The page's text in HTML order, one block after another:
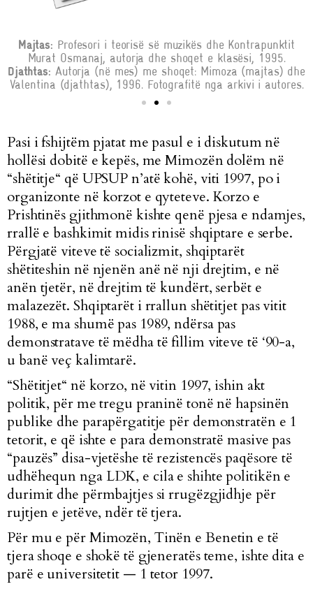
Majtas: Profesori i teorisë së muzikës dhe Kontrapunktit
Murat Osmanaj, autorja dhe shoqet e klasësi, 1995.
Djathtas: Autorja (në mes) me shoqet: Mimoza (majtas) dhe
Valentina (djathtas), 1996. Fotografitë nga arkivi i autores.
Pasi i fshijtëm pjatat me pasul e i diskutum në
hollësi dobitë e kepës, me Mimozën dolëm në
“shëtitje“ që UPSUP n’atë kohë, viti 1997, po i
organizonte në korzot e qyteteve. Korzo e
Prishtinës gjithmonë kishte qenë pjesa e ndamjes,
rrallë e bashkimit midis rinisë shqiptare e serbe.
Përgjatë viteve të socializmit, shqiptarët
shëtiteshin në njenën anë në nji drejtim, e në
anën tjetër, në drejtim të kundërt, serbët e
malazezët. Shqiptarët i rrallun shëtitjet pas vitit
1988, e ma shumë pas 1989, ndërsa pas
demonstratave të mëdha të fillim viteve të ‘90-a,
u banë veç kalimtarë.
“Shëtitjet“ në korzo, në vitin 1997, ishin akt
politik, për me tregu praninë tonë në hapsinën
publike dhe parapërgatitje për demonstratën e 1
tetorit, e që ishte e para demonstratë masive pas
“pauzës” disa-vjetëshe të rezistencës paqësore të
udhëhequn nga LDK, e cila e shihte politikën e
durimit dhe përmbajtjes si rrugëzgjidhje për
rujtjen e jetëve, ndër të tjera.
Për mu e për Mimozën, Tinën e Benetin e të
tjera shoqe e shokë të gjeneratës teme, ishte dita e
parë e universitetit — 1 tetor 1997.